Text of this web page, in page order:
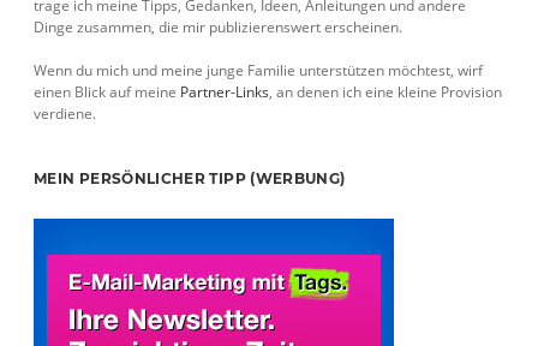
trage ich meine Tipps, Gedanken, Ideen, Anleitungen und andere
Dinge zusammen, die mir publizierenswert erscheinen.
Wenn du mich und meine junge Familie unterstützen möchtest, wirf
einen Blick auf meine Partner-Links, an denen ich eine kleine Provision
verdiene.
MEIN PERSÖNLICHER TIPP (WERBUNG)